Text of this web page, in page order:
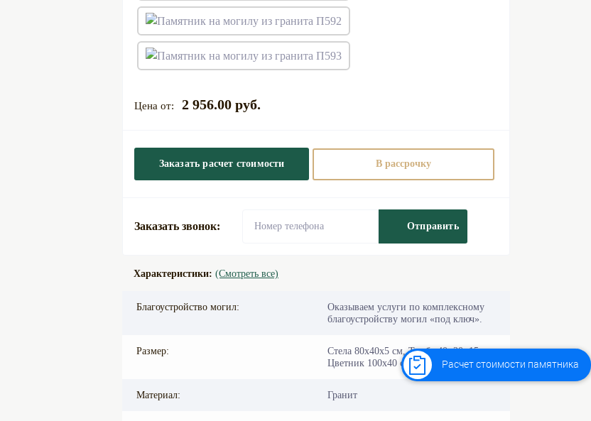
2 956.00 руб.
Заказать расчет стоимости В рассрочку
Заказать звонок: Отправить
Характеристики: (Смотреть все)
Благоустройство могил:
Оказываем услуги по комплексному
благоустройству могил «под ключ».
Размер:
Стела 80х40х5 см, Тумба 40×20×15 см,
Цветник 100х40 см
Материал: Гранит
Расчет стоимости памятника